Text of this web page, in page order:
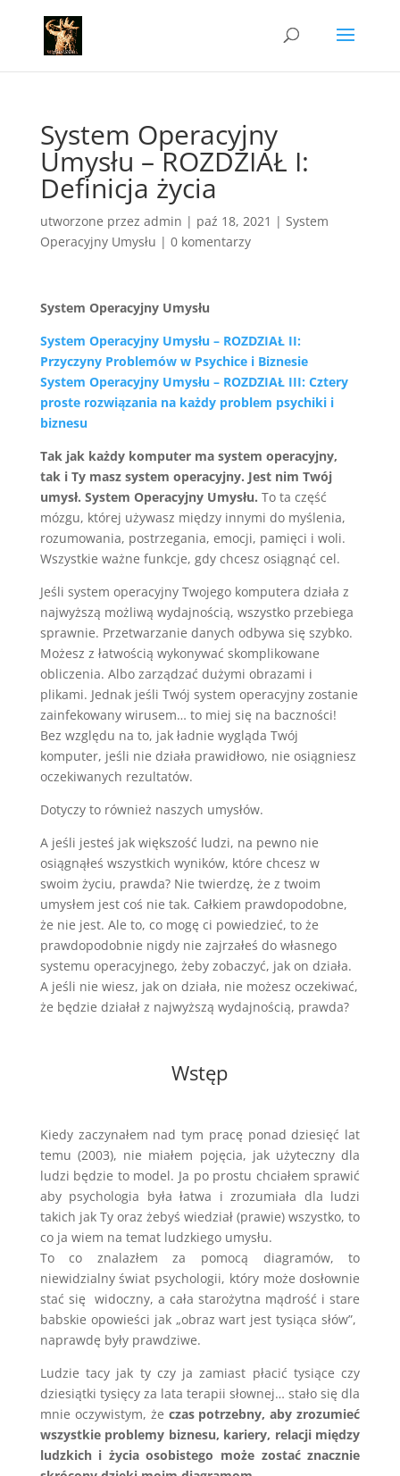
System Operacyjny
Umysłu – ROZDZIAŁ I:
Definicja życia
utworzone przez admin | paź 18, 2021 | System
Operacyjny Umysłu | 0 komentarzy
System Operacyjny Umysłu
System Operacyjny Umysłu – ROZDZIAŁ II:
Przyczyny Problemów w Psychice i Biznesie
System Operacyjny Umysłu – ROZDZIAŁ III: Cztery
proste rozwiązania na każdy problem psychiki i
biznesu
Tak jak każdy komputer ma system operacyjny,
tak i Ty masz system operacyjny. Jest nim Twój
umysł. System Operacyjny Umysłu. To ta część
mózgu, której używasz między innymi do myślenia,
rozumowania, postrzegania, emocji, pamięci i woli.
Wszystkie ważne funkcje, gdy chcesz osiągnąć cel.
Jeśli system operacyjny Twojego komputera działa z
najwyższą możliwą wydajnością, wszystko przebiega
sprawnie. Przetwarzanie danych odbywa się szybko.
Możesz z łatwością wykonywać skomplikowane
obliczenia. Albo zarządzać dużymi obrazami i
plikami. Jednak jeśli Twój system operacyjny zostanie
zainfekowany wirusem… to miej się na baczności!
Bez względu na to, jak ładnie wygląda Twój
komputer, jeśli nie działa prawidłowo, nie osiągniesz
oczekiwanych rezultatów.
Dotyczy to również naszych umysłów.
A jeśli jesteś jak większość ludzi, na pewno nie
osiągnąłeś wszystkich wyników, które chcesz w
swoim życiu, prawda? Nie twierdzę, że z twoim
umysłem jest coś nie tak. Całkiem prawdopodobne,
że nie jest. Ale to, co mogę ci powiedzieć, to że
prawdopodobnie nigdy nie zajrzałeś do własnego
systemu operacyjnego, żeby zobaczyć, jak on działa.
A jeśli nie wiesz, jak on działa, nie możesz oczekiwać,
że będzie działał z najwyższą wydajnością, prawda?
Wstęp
Kiedy zaczynałem nad tym pracę ponad dziesięć lat
temu (2003), nie miałem pojęcia, jak użyteczny dla
ludzi będzie to model. Ja po prostu chciałem sprawić
aby psychologia była łatwa i zrozumiała dla ludzi
takich jak Ty oraz żebyś wiedział (prawie) wszystko, to
co ja wiem na temat ludzkiego umysłu.
To co znalazłem za pomocą diagramów, to
niewidzialny świat psychologii, który może dosłownie
stać się widoczny, a cała starożytna mądrość i stare
babskie opowieści jak „obraz wart jest tysiąca słów”,
naprawdę były prawdziwe.
Ludzie tacy jak ty czy ja zamiast płacić tysiące czy
dziesiątki tysięcy za lata terapii słownej… stało się dla
mnie oczywistym, że czas potrzebny, aby zrozumieć
wszystkie problemy biznesu, kariery, relacji między
ludzkich i życia osobistego może zostać znacznie